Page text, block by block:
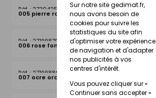
Sur notre site gedimat.fr,
nous avons besoin de
cookies pour suivre les
statistiques du site afin
d'optimiser votre expérience
de navigation et d'adapter
nos publicités à vos
centres d'intérêt.
Vous pouvez cliquer sur «
Continuer sans accepter »
27204252
005 pierre rosée
27199879
006 rose foncé
27199886
007 ocre orange